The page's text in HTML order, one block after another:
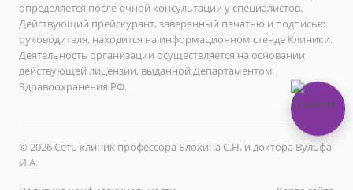
определяется после очной консультации у специалистов.
Действующий прейскурант, заверенный печатью и подписью
руководителя, находится на информационном стенде Клиники.
Деятельность организации осуществляется на основании
действующей лицензии, выданной Департаментом
Здравоохранения РФ.
© 2026 Сеть клиник профессора Блохина С.Н. и доктора Вульфа
И.А.